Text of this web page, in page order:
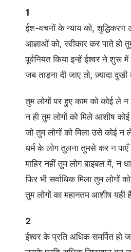
1
ईश-वचनों के न्याय को, शुद्धिकरण
आज्ञाओं को, स्वीकार कर पाते हो
पूर्वनियत किया इन्हें ईश्वर ने शुरू में
जब ताड़ना दी जाए तो, ज़्यादा दुखी
तुम लोगों पर हुए काम को कोई ले न
न ही तुम लोगों को मिले आशीष
जो तुम लोगों को मिला उसे कोई न
धर्म के लोग तुलना तुमसे कर न
माहिर नहीं तुम लोग बाइबल में, न
फिर भी सर्वाधिक मिला तुम लोगों
तुम लोगों का महानतम आशीष यही
2
ईश्वर के प्रति अधिक समर्पित हो